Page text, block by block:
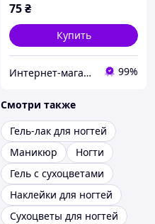
75₴
Купить
Интернет-магазин CityManik Материалы для маникюра 99%
Смотри также
Гель-лак для ногтей
Маникюр
Ногти
Гель с сухоцветами
Наклейки для ногтей
Сухоцветы для ногтей